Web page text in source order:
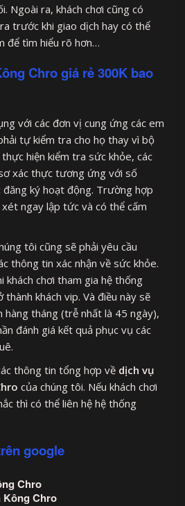
Ngoài ra, khách chơi cũng có
trước khi giao dịch hay có thể
để tìm hiểu rõ hơn…
Chro giá rẻ 300K bao
với các đơn vị cung ứng các em
tự kiểm tra cho họ thay vì bộ
thực hiện kiểm tra sức khỏe, các
xác thực tương ứng với số
ký hoạt động. Trường hợp
ngay lập tức và có thể cấm
tôi cũng sẽ phải yêu cầu
thông tin xác nhận về sức khỏe.
khách chơi tham gia hệ thống
khách vip. Và điều này sẽ
hàng tháng (trễ nhất là 45 ngày),
đánh giá kết quả phục vụ các
thông tin tổng hợp về dịch vụ
của chúng tôi. Nếu khách chơi
thì có thể liên hệ hệ thống
google
Chro
Kông Chro